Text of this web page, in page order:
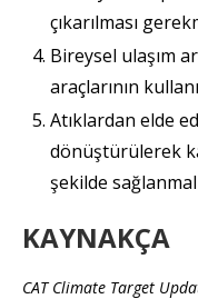
çıkarılması
Bireysel ulaşım
araçlarının
Atıklardan elde
dönüştürülerek
şekilde
KAYNAKÇA
CAT Climate Target